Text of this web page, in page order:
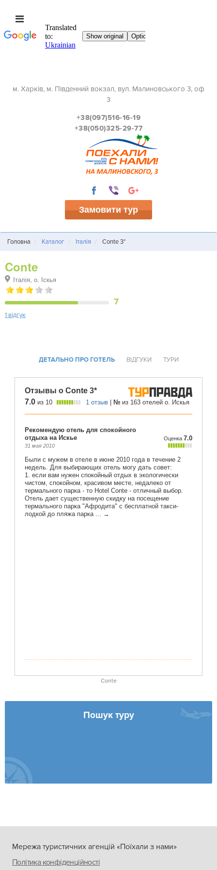
м. Харків, м. Південний вокзал, вул. Малиновського 3, оф
3
+38(097)516-16-19
+38(050)325-29-77
Замовити тур
Головна Каталог Італія Conte 3*
Conte
Італія, о. Іскья
7
1 відгук
ДЕТАЛЬНО ПРО ГОТЕЛЬ ВІДГУКИ ТУРИ
Conte
Пошук туру
Мережа туристичних агенцій «Поїхали з нами»
Політика конфіденційності